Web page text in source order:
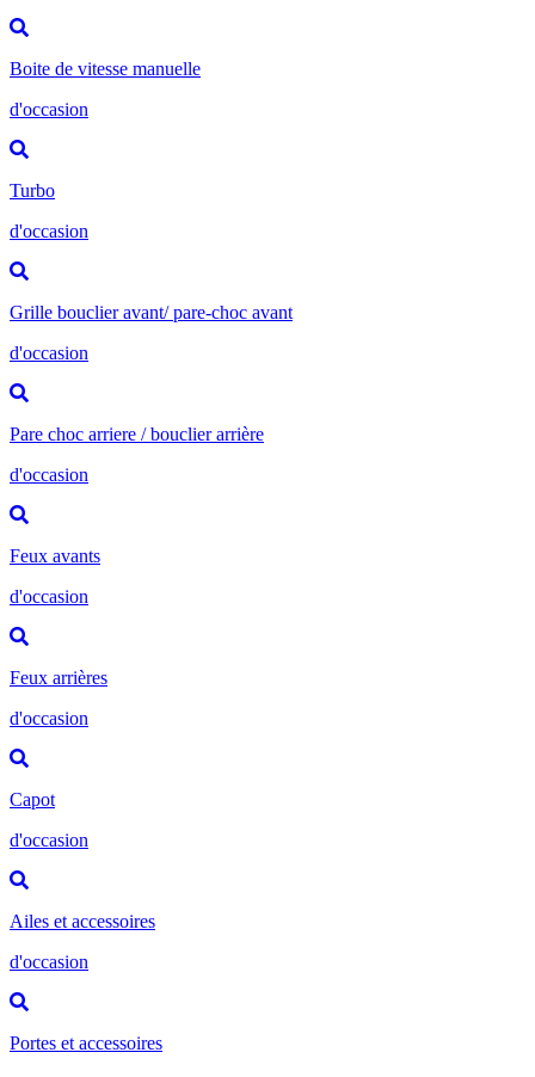
Boite de vitesse manuelle
d'occasion
Turbo
d'occasion
Grille bouclier avant/ pare-choc avant
d'occasion
Pare choc arriere / bouclier arrière
d'occasion
Feux avants
d'occasion
Feux arrières
d'occasion
Capot
d'occasion
Ailes et accessoires
d'occasion
Portes et accessoires